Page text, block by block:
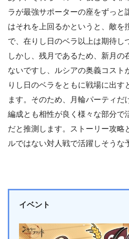
ラが最強サポーターの座をずっと
はそれを上回るかというと、敵を
で、在りし日のベラ以上は期待し
しかし、残月であるため、新月の
ないですし、ルシアの奥義コスト
りし日のベラをともに戦場に出す
ます。そのため、月輪パーティだ
編成とも相性が良く様々な部分で
だと推測します。ストーリー攻略
ルではない対人戦で活躍しそうな
イベント